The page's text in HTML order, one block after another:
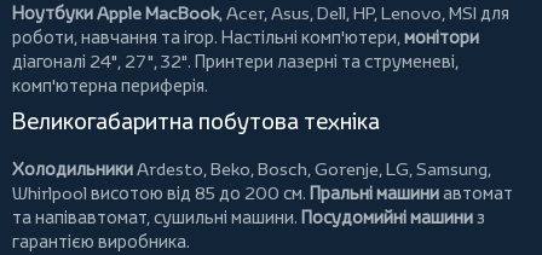
Ноутбуки Apple MacBook,Acer,Asus,Dell,HP,Lenovo,MSI для
роботи, навчання та ігор. Настільні комп'ютери,монітори
діагоналі 24", 27", 32". Принтери лазерні та струменеві,
комп'ютерна периферія.
Великогабаритна побутова техніка
ХолодильникиArdesto,Beko,Bosch,Gorenje,LG,Samsung,
Whirlpool висотою від 85 до 200 см. Пральні машиниавтомат
та напівавтомат,сушильні машини. Посудомийні машиниз
гарантією виробника.